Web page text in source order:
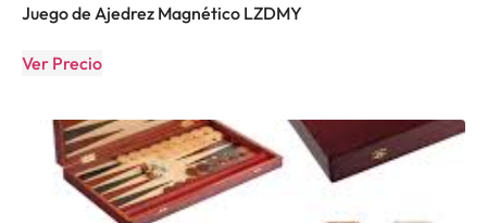
Juego de Ajedrez Magnético LZDMY
Ver Precio